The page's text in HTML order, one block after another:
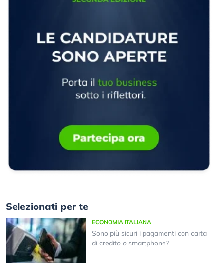
Selezionati per te
ECONOMIA ITALIANA
Sono più sicuri i pagamenti con carta
di credito o smartphone?